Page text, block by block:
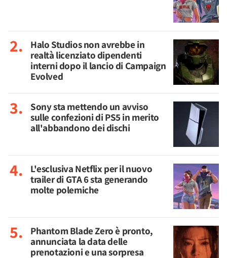
Halo Studios non avrebbe in
realtà licenziato dipendenti
interni dopo il lancio di Campaign
Evolved
Sony sta mettendo un avviso
sulle confezioni di PS5 in merito
all'abbandono dei dischi
L'esclusiva Netflix per il nuovo
trailer di GTA 6 sta generando
molte polemiche
Phantom Blade Zero è pronto,
annunciata la data delle
prenotazioni e una sorpresa